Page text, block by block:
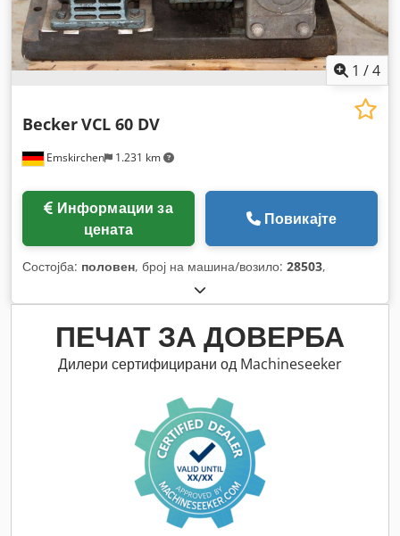
1 /4
Emskirchen 1.231 km
BeckerVCL 60 DV
цената
Повикајте
Состојба: половен, број на машина/возило: 28503,
ПЕЧАТ ЗА ДОВЕРБА
Дилери сертифицирани од Machineseeker